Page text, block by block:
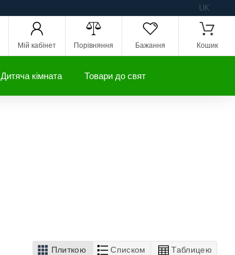
UK
Мій кабінет Порівняння Бажання Кошик
Дитяча кімната Товари до свят
Плиткою Списком Таблицею